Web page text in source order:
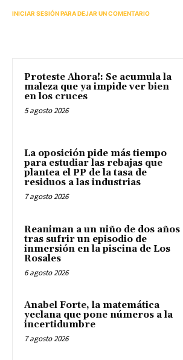
INICIAR SESIÓN PARA DEJAR UN COMENTARIO
Proteste Ahora!: Se acumula la
maleza que ya impide ver bien
en los cruces
5 agosto 2026
La oposición pide más tiempo
para estudiar las rebajas que
plantea el PP de la tasa de
residuos a las industrias
7 agosto 2026
Reaniman a un niño de dos años
tras sufrir un episodio de
inmersión en la piscina de Los
Rosales
6 agosto 2026
Anabel Forte, la matemática
yeclana que pone números a la
incertidumbre
7 agosto 2026